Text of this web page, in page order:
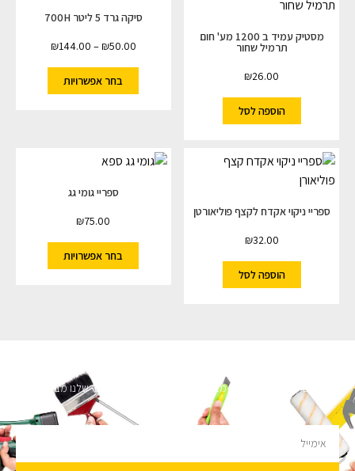
מסטיק עמיד ב 1200 מע' חום
תרמיל שחור
₪26.00
הוספה לסל
סיקה גרד 5 ליטר 700H
₪50.00
–
₪144.00
בחר אפשרויות
ספריי ניקוי אקדח לקצף פוליאורטן
₪32.00
הוספה לסל
ספריי גומי גג
₪75.00
בחר אפשרויות
השארו מעודכנים
מעוניינים לקבל עדכונים על מבצעים והנחות הירשמו לניוזלטר שלנו מבטיחים לא